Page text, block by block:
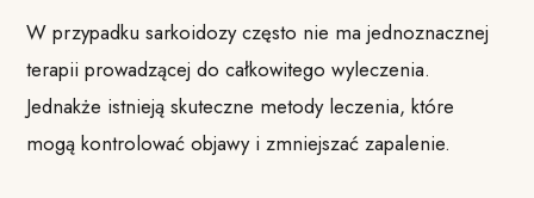
W przypadku sarkoidozy często nie ma jednoznacznej
terapii prowadzącej do całkowitego wyleczenia.
Jednakże istnieją skuteczne metody leczenia, które
mogą kontrolować objawy i zmniejszać zapalenie.